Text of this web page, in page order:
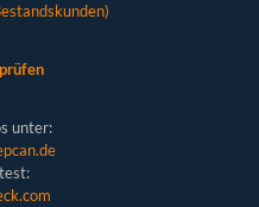
unter: